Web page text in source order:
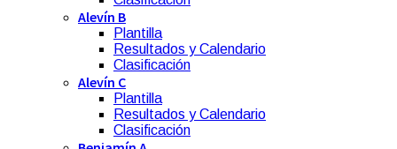
Alevín B
Plantilla
Resultados y Calendario
Clasificación
Alevín C
Plantilla
Resultados y Calendario
Clasificación